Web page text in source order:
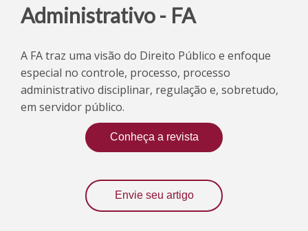
Administrativo - FA
A FA traz uma visão do Direito Público e enfoque
especial no controle, processo, processo
administrativo disciplinar, regulação e, sobretudo,
em servidor público.
Conheça a revista
Envie seu artigo